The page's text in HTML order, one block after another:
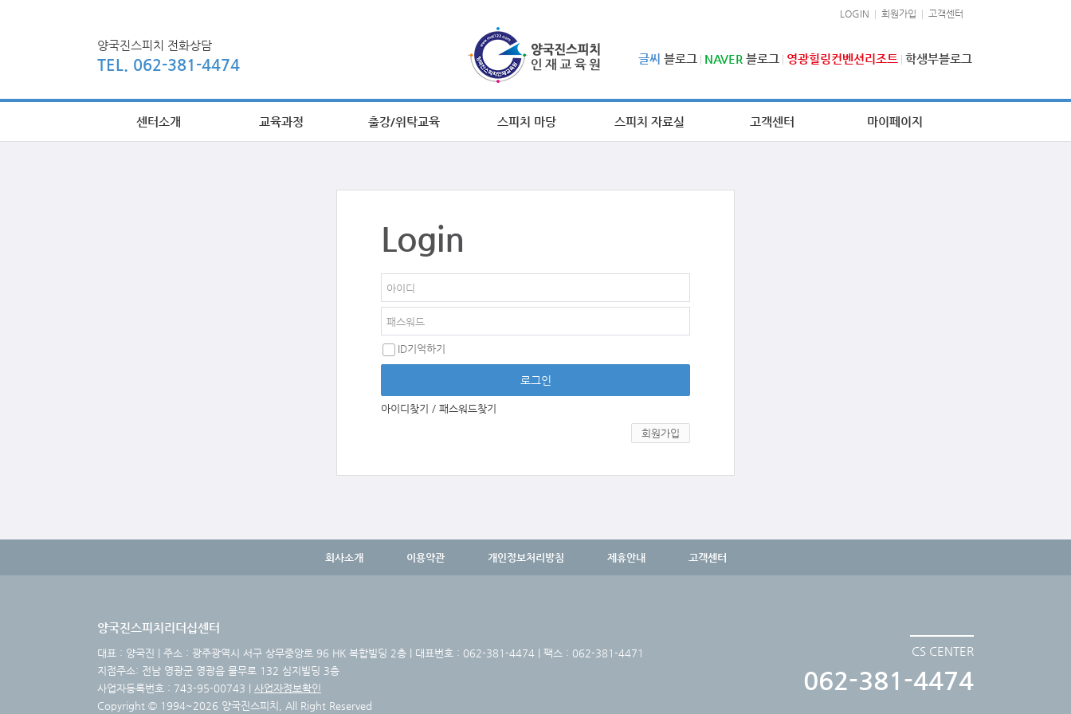
LOGIN 회원가입 고객센터
양국진스피치 전화상담
TEL. 062-381-4474 글씨 블로그 NAVER 블로그 영광힐링컨벤션리조트 학생부블로그
센터소개 교육과정 출강/위탁교육 스피치 마당 스피치 자료실 고객센터 마이페이지
Login
ID기억하기
아이디찾기 / 패스워드찾기
회원가입
회사소개 이용약관 개인정보처리방침 제휴안내 고객센터
양국진스피치리더십센터
대표 : 양국진 | 주소 : 광주광역시 서구 상무중앙로 96 HK 복합빌딩 2층 | 대표번호 : 062-381-4474 | 팩스 : 062-381-4471
지점주소: 전남 영광군 영광읍 물무로 132 심지빌딩 3층
사업자등록번호 : 743-95-00743 | 사업자정보확인
Copyright © 1994~2026 양국진스피치, All Right Reserved
CS CENTER
062-381-4474